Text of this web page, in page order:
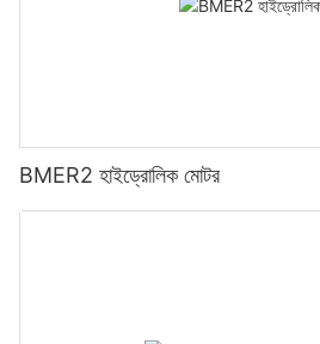
BMER2 হাইড্রোলিক মোটর